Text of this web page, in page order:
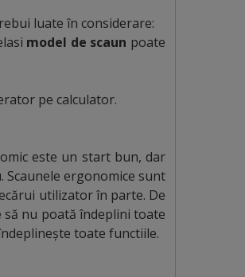
luate în considerare:
model de scaun poate
pe calculator.
este un start bun, dar
ergonomice sunt
utilizator în parte. De
să nu poată îndeplini toate
toate functiile.